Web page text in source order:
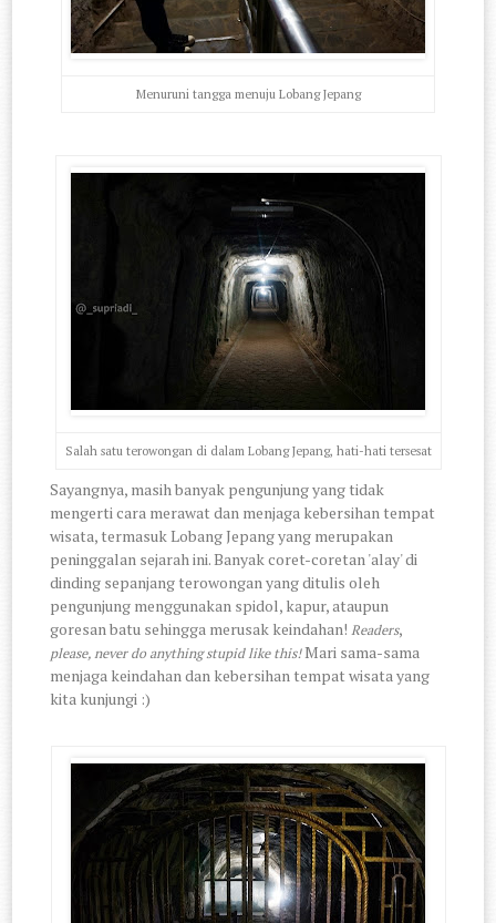
Menuruni tangga menuju Lobang Jepang
Salah satu terowongan di dalam Lobang Jepang, hati-hati tersesat
Sayangnya, masih banyak pengunjung yang tidak
mengerti cara merawat dan menjaga kebersihan tempat
wisata, termasuk Lobang Jepang yang merupakan
peninggalan sejarah ini. Banyak coret-coretan 'alay' di
dinding sepanjang terowongan yang ditulis oleh
pengunjung menggunakan spidol, kapur, ataupun
goresan batu sehingga merusak keindahan!Readers,
please, never do anything stupid like this!Mari sama-sama
menjaga keindahan dan kebersihan tempat wisata yang
kita kunjungi :)